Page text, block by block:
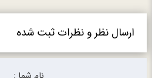
ارسال نظر و نظرات ثبت شده